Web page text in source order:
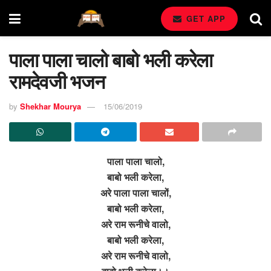
GET APP
पाला पाला चालो बाबो भली करेला
रामदेवजी भजन
by Shekhar Mourya 15/06/2019
पालापाला चालो,
बाबो भली करेला,
अरे पाला पाला चालों,
बाबो भली करेला,
अरे राम रूनीचे वालो,
बाबो भली करेला,
अरे राम रूनीचे वालो,